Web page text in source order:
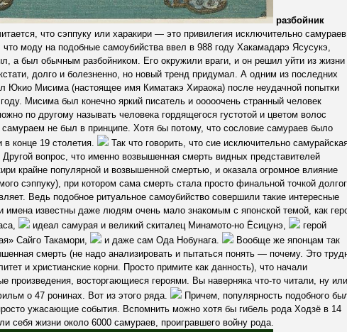
разбойник
что сэппуку или харакири — это привилегия исключительно
что моду на подобные самоубийства ввел в 988 году Хакамадарэ Ясусукэ,
а был обычным разбойником. Его окружили враги, и он решил уйти из жизни
долго и болезненно, но новый тренд придумал. А одним из последних
Юкио Мисима (настоящее имя Киматакэ Хираока) после неудачной попытки
Мисима был конечно яркий писатель и ооооочень странный человек
по другому называть человека гордящегося густотой и цветом волос
самураем не был в принципе. Хотя бы потому, что сословие самураев было
конце 19 столетия.
Так что говорить, что сие исключительно
вопрос, что именно возвышенная смерть видных представителей
крайне популярной и возвышенной смертью, и оказала огромное влияние
сэппуку), при котором сама смерть стала просто финальной точкой
Ведь подобное ритуальное самоубийство совершили такие интересные
имена известны даже людям очень мало знакомым с японской темой, как
идеал самурая и великий скиталец Минамото-но Ёсицунэ,
герой
Сайго Такамори,
и даже сам Ода Нобунага.
Вообще же японцам так
смерть (не надо анализировать и пытаться понять — почему. Это
и христианские корни. Просто примите как данность), что начали
произведения, восторгающиеся героями. Вы наверняка что-то читали, ну или
о 47 ронинах. Вот из этого ряда.
Причем, популярность подобного
ужасающие события. Вспомнить можно хотя бы гибель рода Ходзё в 14
себя жизни около 6000 самураев, проигравшего войну рода.